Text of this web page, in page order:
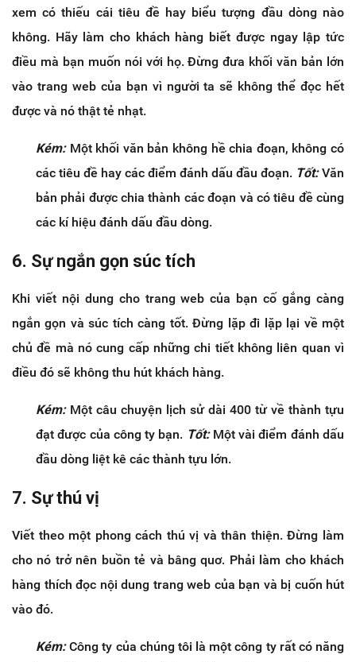
xem có thiếu cái tiêu đề hay biểu tượng đầu dòng nào
không. Hãy làm cho khách hàng biết được ngay lập tức
điều mà bạn muốn nói với họ. Đừng đưa khối văn bản lớn
vào trang web của bạn vì người ta sẽ không thể đọc hết
được và nó thật tẻ nhạt.
Kém:Một khối văn bản không hề chia đoạn, không có
các tiêu đề hay các điểm đánh dấu đầu đoạn. Tốt:Văn
bản phải được chia thành các đoạn và có tiêu đề cùng
các kí hiệu đánh dấu đầu dòng.
6. Sự ngắn gọn súc tích
Khi viết nội dung cho trang web của bạn cố gắng càng
ngắn gọn và súc tích càng tốt. Đừng lặp đi lặp lại về một
chủ đề mà nó cung cấp những chi tiết không liên quan vì
điều đó sẽ không thu hút khách hàng.
Kém:Một câu chuyện lịch sử dài 400 từ về thành tựu
đạt được của công ty bạn. Tốt:Một vài điểm đánh dấu
đầu dòng liệt kê các thành tựu lớn.
7. Sự thú vị
Viết theo một phong cách thú vị và thân thiện. Đừng làm
cho nó trở nên buồn tẻ và bâng quơ. Phải làm cho khách
hàng thích đọc nội dung trang web của bạn và bị cuốn hút
vào đó.
Kém:Công ty của chúng tôi là một công ty rất có năng